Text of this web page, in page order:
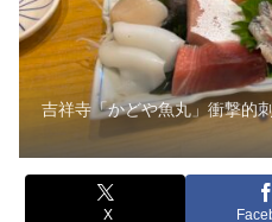
吉祥寺「かどや魚丸」衝撃的
X